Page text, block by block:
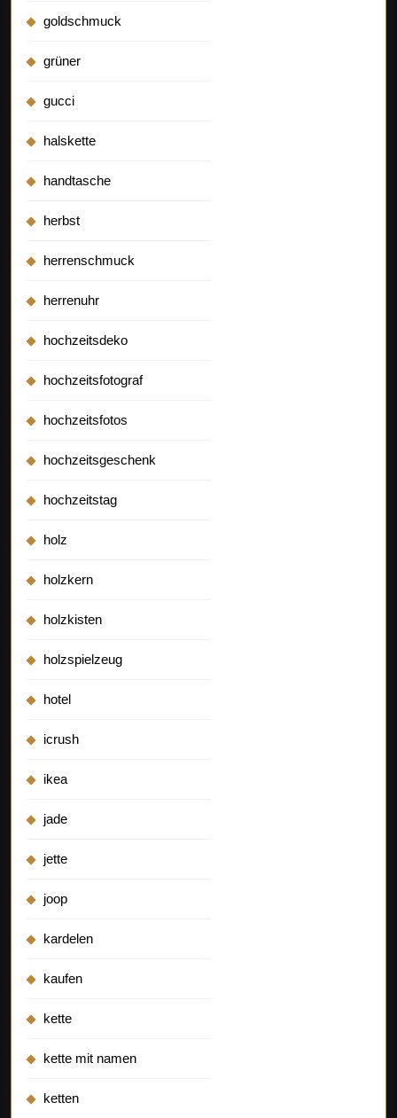
goldschmuck
grüner
gucci
halskette
handtasche
herbst
herrenschmuck
herrenuhr
hochzeitsdeko
hochzeitsfotograf
hochzeitsfotos
hochzeitsgeschenk
hochzeitstag
holz
holzkern
holzkisten
holzspielzeug
hotel
icrush
ikea
jade
jette
joop
kardelen
kaufen
kette
kette mit namen
ketten